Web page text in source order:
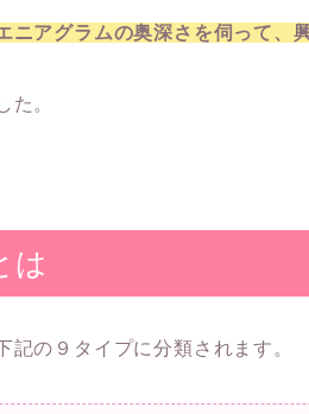
ニアグラムの奥深さを伺って、
た。
は
記の９タイプに分類されます。